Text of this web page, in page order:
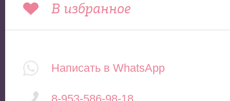
В избранное
Написать в WhatsApp